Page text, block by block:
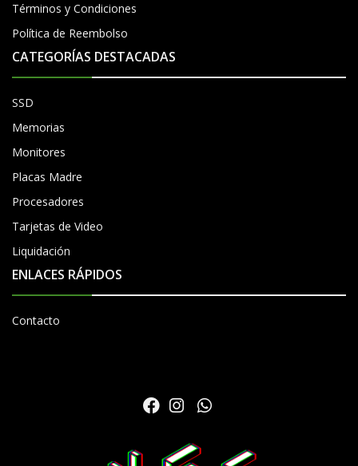
Términos y Condiciones
Política de Reembolso
CATEGORÍAS DESTACADAS
SSD
Memorias
Monitores
Placas Madre
Procesadores
Tarjetas de Video
Liquidación
ENLACES RÁPIDOS
Contacto